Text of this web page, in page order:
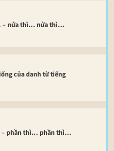
nửa thì… nửa thì…
của danh từ tiếng
phần thì… phần thì…